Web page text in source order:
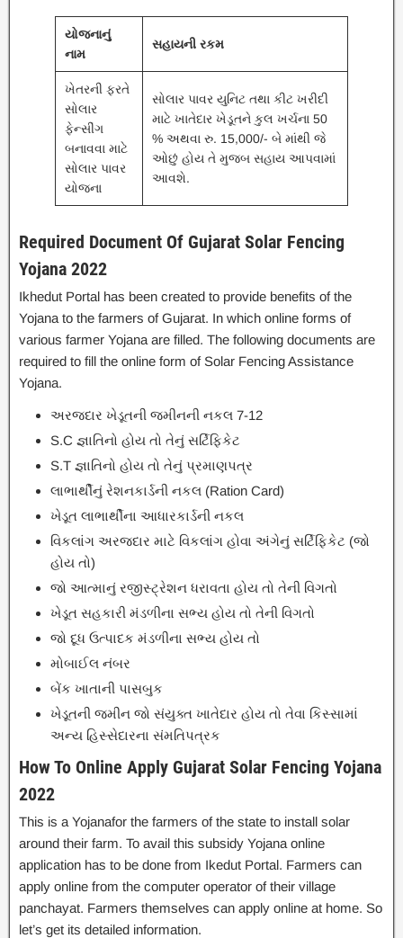
યોજનાનું
નામ
સહાયની રકમ
ખેતરની ફરતે
સોલાર
ફેન્સીંગ
બનાવવા માટે
સોલાર પાવર
યોજના
સોલાર પાવર યુનિટ તથા કીટ ખરીદી
માટે ખાતેદાર ખેડૂતને કુલ ખર્ચના 50
% અથવા રુ. 15,000/- બે માંથી જે
ઓછું હોય તે મુજબ સહાય આપવામાં
આવશે.
Required Document Of Gujarat Solar Fencing
Yojana 2022
Ikhedut Portal has been created to provide benefits of the
Yojana to the farmers of Gujarat. In which online forms of
various farmer Yojana are filled. The following documents are
required to fill the online form of Solar Fencing Assistance
Yojana.
અરજદાર ખેડૂતની જમીનની નકલ 7-12
S.C જ્ઞાતિનો હોય તો તેનું સર્ટિફિકેટ
S.T જ્ઞાતિનો હોય તો તેનું પ્રમાણપત્ર
લાભાર્થીનું રેશનકાર્ડની નકલ (Ration Card)
ખેડૂત લાભાર્થીના આધારકાર્ડની નકલ
વિકલાંગ અરજદાર માટે વિકલાંગ હોવા અંગેનું સર્ટિફિકેટ (જો
હોય તો)
જો આત્માનું રજીસ્ટ્રેશન ધરાવતા હોય તો તેની વિગતો
ખેડૂત સહકારી મંડળીના સભ્ય હોય તો તેની વિગતો
જો દૂધ ઉત્પાદક મંડળીના સભ્ય હોય તો
મોબાઈલ નંબર
બેંક ખાતાની પાસબુક
ખેડૂતની જમીન જો સંયુક્ત ખાતેદાર હોય તો તેવા કિસ્સામાં
અન્ય હિસ્સેદારના સંમતિપત્રક
How To Online Apply Gujarat Solar Fencing Yojana
2022
This is a Yojanafor the farmers of the state to install solar
around their farm. To avail this subsidy Yojana online
application has to be done from Ikedut Portal. Farmers can
apply online from the computer operator of their village
panchayat. Farmers themselves can apply online at home. So
let’s get its detailed information.